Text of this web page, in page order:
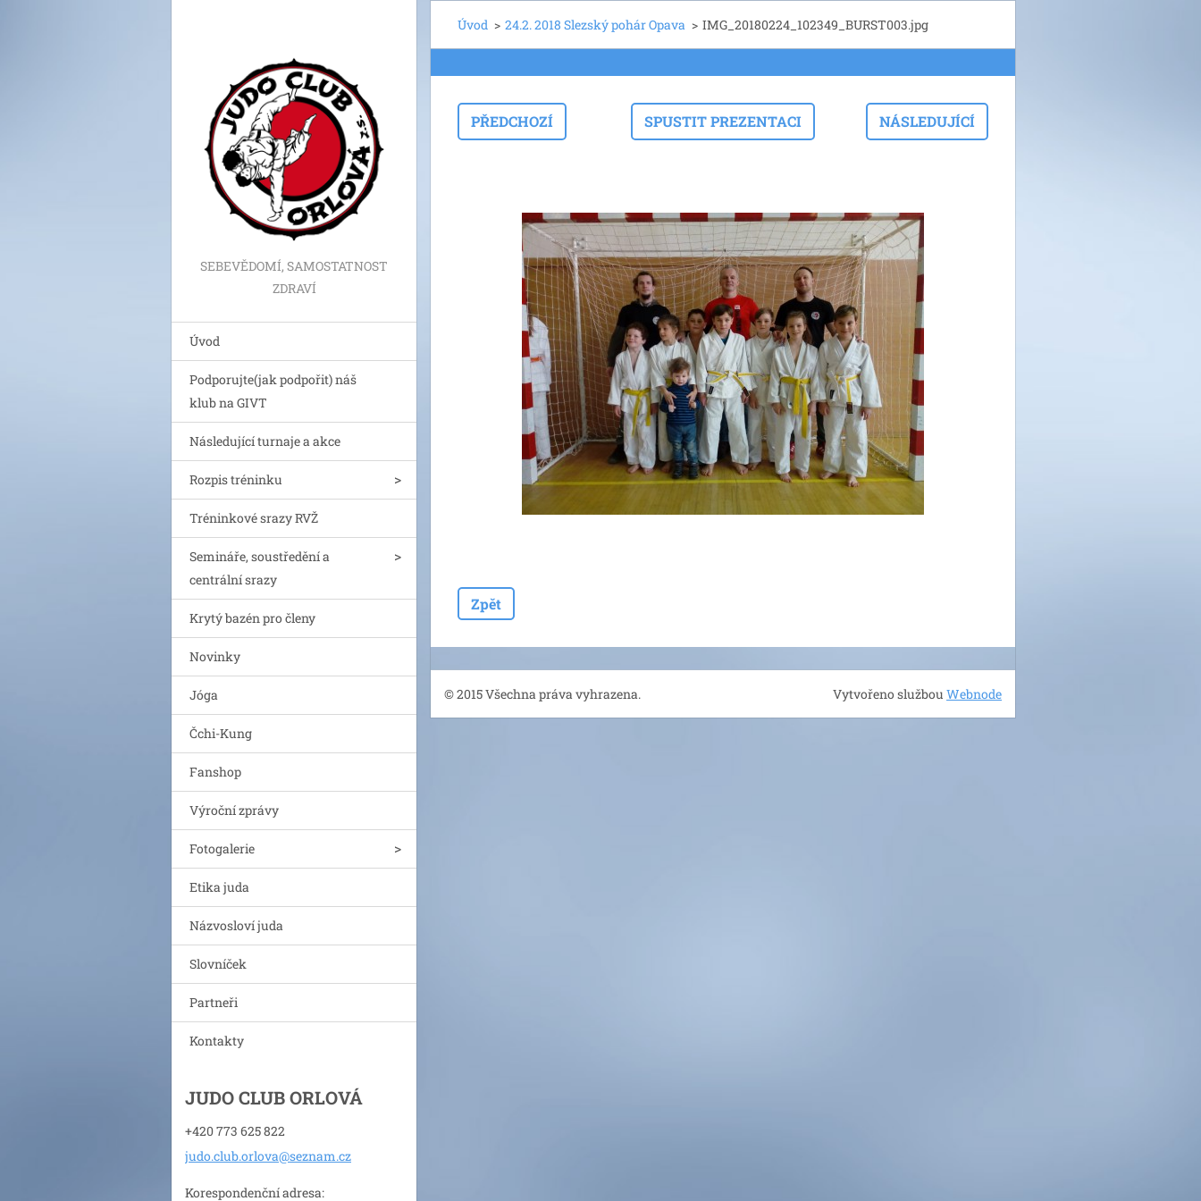
SEBEVĚDOMÍ, SAMOSTATNOST
ZDRAVÍ
Úvod
Podporujte(jak podpořit) náš
klub na GIVT
Následující turnaje a akce
Rozpis tréninku
Tréninkové srazy RVŽ
Semináře, soustředění a
centrální srazy
Krytý bazén pro členy
Novinky
Jóga
Čchi-Kung
Fanshop
Výroční zprávy
Fotogalerie
Etika juda
Názvosloví juda
Slovníček
Partneři
Kontakty
JUDO CLUB ORLOVÁ
+420 773 625 822
judo.club.orlova@seznam.cz
Korespondenční adresa:
Úvod > 24.2. 2018 Slezský pohár Opava > IMG_20180224_102349_BURST003.jpg
PŘEDCHOZÍ SPUSTIT PREZENTACI NÁSLEDUJÍCÍ
Zpět
© 2015 Všechna práva vyhrazena. Vytvořeno službouWebnode